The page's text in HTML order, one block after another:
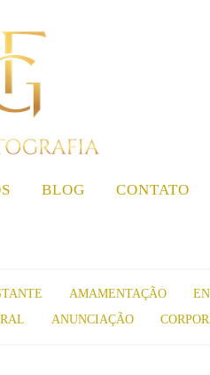
BLOG CONTATO
AMAMENTAÇÃO
ANUNCIAÇÃO